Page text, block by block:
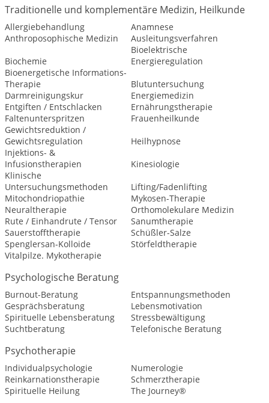
Traditionelle und komplementäre Medizin, Heilkunde
Allergiebehandlung
Anamnese
Anthroposophische Medizin
Ausleitungsverfahren
Biochemie
Bioelektrische
Energieregulation
Bioenergetische Informations-
Therapie
Blutuntersuchung
Darmreinigungskur
Energiemedizin
Entgiften / Entschlacken
Ernährungstherapie
Faltenunterspritzen
Frauenheilkunde
Gewichtsreduktion /
Gewichtsregulation
Heilhypnose
Injektions- &
Infusionstherapien
Kinesiologie
Klinische
Untersuchungsmethoden
Lifting/Fadenlifting
Mitochondriopathie
Mykosen-Therapie
Neuraltherapie
Orthomolekulare Medizin
Rute / Einhandrute / Tensor
Sanumtherapie
Sauerstofftherapie
Schüßler-Salze
Spenglersan-Kolloide
Störfeldtherapie
Vitalpilze. Mykotherapie
Psychologische Beratung
Burnout-Beratung
Entspannungsmethoden
Gesprächsberatung
Lebensmotivation
Spirituelle Lebensberatung
Stressbewältigung
Suchtberatung
Telefonische Beratung
Psychotherapie
Individualpsychologie
Numerologie
Reinkarnationstherapie
Schmerztherapie
Spirituelle Heilung
The Journey®